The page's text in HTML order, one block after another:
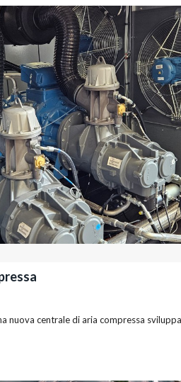
nuova centrale di aria compressa